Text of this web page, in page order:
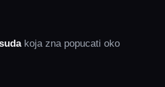
koja zna popucati oko